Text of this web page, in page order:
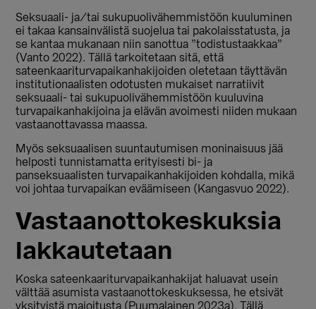
Seksuaali- ja/tai sukupuolivähemmistöön kuuluminen
ei takaa kansainvälistä suojelua tai pakolaisstatusta, ja
se kantaa mukanaan niin sanottua ”todistustaakkaa”
(Vanto 2022). Tällä tarkoitetaan sitä, että
sateenkaariturvapaikanhakijoiden oletetaan täyttävän
institutionaalisten odotusten mukaiset narratiivit
seksuaali- tai sukupuolivähemmistöön kuuluvina
turvapaikanhakijoina ja elävän avoimesti niiden mukaan
vastaanottavassa maassa.
Myös seksuaalisen suuntautumisen moninaisuus jää
helposti tunnistamatta erityisesti bi- ja
panseksuaalisten turvapaikanhakijoiden kohdalla, mikä
voi johtaa turvapaikan eväämiseen (Kangasvuo 2022).
Vastaanottokeskuksia
lakkautetaan
Koska sateenkaariturvapaikanhakijat haluavat usein
välttää asumista vastaanottokeskuksessa, he etsivät
yksityistä majoitusta (Puumalainen 2023a). Tällä